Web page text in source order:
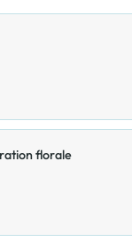
florale